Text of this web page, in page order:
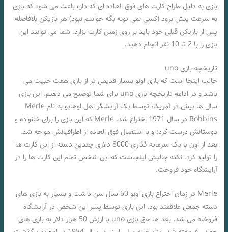
بازی به دلیل طراح کارت های فوق العاده ای که داره باعث می شود که بازی
به سرعت پیش برود (کسی نمی تونه بگه حواسم نبود) هر بازیکن بلافاصله
پس از بازیکن قبلی خود باید بر روی زمین کارت بزارد. شما می توانید این
بازی را با 2 تا 10 نفر انجام دهید.
تاریخچه بازی uno
جالب اینجا است که بازی اونو بسیار قدیمی تر از بازی هفت خبیث می
باشد و در ادامه تاریخچه بازی uno برای شما توضیح می دهیم. این بازی
سال ها پیش در آمریکا، توسط یک آرایشگر اهل اوهایو به نام Merle
Robbins در سال 1971 اختراع شد. Merle که این بازی را برای خانواده و
دوستانش درست کرد؛ و با استقبال فوق العاده از اطرافیانش مواجه شد.
بعد از اون با یک سرمایه گذاری 8000 دلاری چندین دسته از این کارت ها
را تولید کرد. نکته جالبش اینجاست که این شخص تمام این کارت ها را در
آرایشگاه خود فروخت.
Merle در زمان اختراع بازی اونو 60 سال سن داشت و بسیار به بازی های
دسته جمعی علاقمند بود. این بازی توسط پسر این شخص در آرایشگاه
فروخته می شد. بعد ها حق بازی uno با ارزش 50 هزار دلار به بازی های